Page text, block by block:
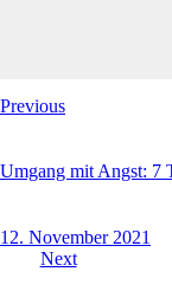
Beitragsnavigation
Previous
Umgang mit Angst: 7
12. November 2021
Next